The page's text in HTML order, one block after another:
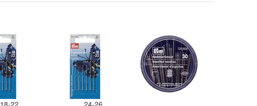
een doos gestopt. Geen kleur
welke kleurcode bij welke bol
Had ook 3x 50 gram zwart
maar door de andere bollen
er nu verschillende kleuren
in het zwart. Dat vind ik erg
jammer. Als ik nu wil
moet ik maar hopen dat ik de
18-22 24-26